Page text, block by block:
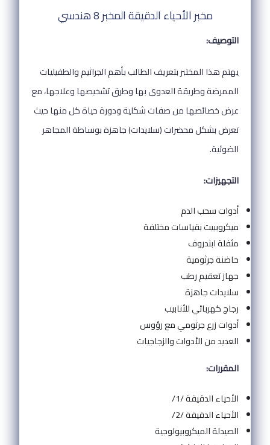
مخبر الأحياء الدقيقة المخبر 8 هندسي
التوصيف:
يهتم هذا المختبر بتعريف الطالب بأهم الجراثيم والطفيليات
الممرضة وطريقة العدوى بها وطرق تشخيصها وعلاجها، مع
عرض خصائصها من صفات شكلية ودورة حياة كل منها حيث
تعرض بشكل محضرات (سلايدات) جاهزة بوساطة المجاهر
الضوئية.
التجهيزات:
أدوات سحب الدم
ميكروببيت بقياسات مختلفة
مثفلة ابندروف
حاضنة جرثومية
جهاز تعقيم رطب
سلايدات جاهزة
رجاج كهربائي للأنابيب
أدوات زرع جرثومي مع رؤوس
العديد من الأدوات والزجاجيات
المقررات:
الأحياء الدقيقة /1/
الأحياء الدقيقة /2/
الصيدلة الميكروبيولوجية